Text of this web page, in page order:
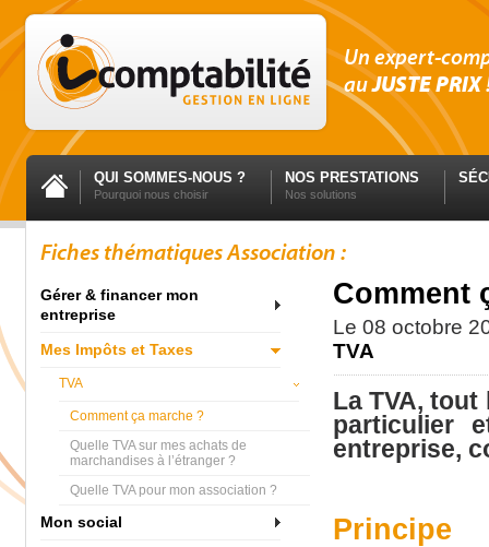
Un expert-
auJUSTE PRIX
QUI SOMMES-NOUS ?
Pourquoi nous choisir
NOS PRESTATIONS
Nos solutions
Fiches thématiques Association :
Gérer & financer mon
entreprise
Mes Impôts et Taxes
TVA
Comment ça marche ?
Quelle TVA sur mes achats de
marchandises à l’étranger ?
Quelle TVA pour mon association ?
Mon social
Comment
Le 08 octobre
TVA
La TVA,
particulier
entreprise,
Principe